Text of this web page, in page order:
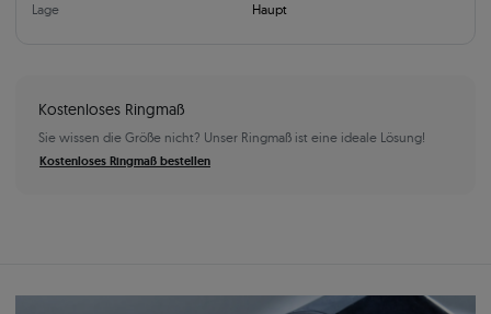
Lage Haupt
Kostenloses Ringmaß
Sie wissen die Größe nicht? Unser Ringmaß ist eine ideale Lösung!
Kostenloses Ringmaß bestellen